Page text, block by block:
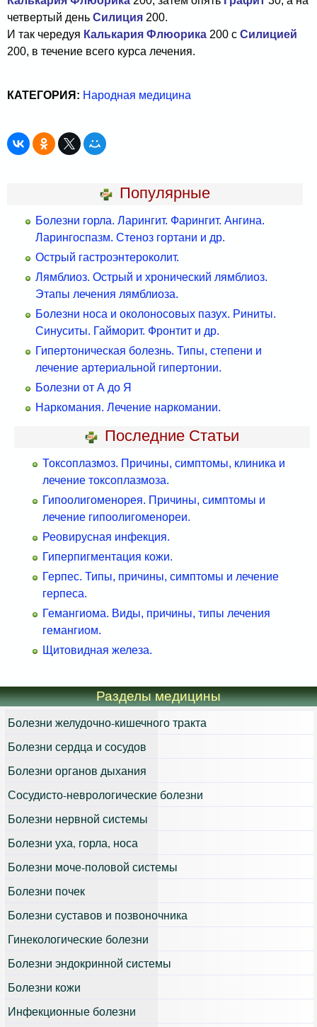
четвертый день Силиция 200.
И так чередуя Калькария Флюорика 200 с Силицией
200, в течение всего курса лечения.
КАТЕГОРИЯ: Народная медицина
Популярные
Болезни горла. Ларингит. Фарингит. Ангина.
Ларингоспазм. Стеноз гортани и др.
Острый гастроэнтероколит.
Лямблиоз. Острый и хронический лямблиоз.
Этапы лечения лямблиоза.
Болезни носа и околоносовых пазух. Риниты.
Синуситы. Гайморит. Фронтит и др.
Гипертоническая болезнь. Типы, степени и
лечение артериальной гипертонии.
Болезни от А до Я
Наркомания. Лечение наркомании.
Последние Статьи
Токсоплазмоз. Причины, симптомы, клиника и
лечение токсоплазмоза.
Гипоолигоменорея. Причины, симптомы и
лечение гипоолигоменореи.
Реовирусная инфекция.
Гиперпигментация кожи.
Герпес. Типы, причины, симптомы и лечение
герпеса.
Гемангиома. Виды, причины, типы лечения
гемангиом.
Щитовидная железа.
Разделы медицины
Болезни желудочно-кишечного тракта
Болезни сердца и сосудов
Болезни органов дыхания
Сосудисто-неврологические болезни
Болезни нервной системы
Болезни уха, горла, носа
Болезни моче-половой системы
Болезни почек
Болезни суставов и позвоночника
Гинекологические болезни
Болезни эндокринной системы
Болезни кожи
Инфекционные болезни